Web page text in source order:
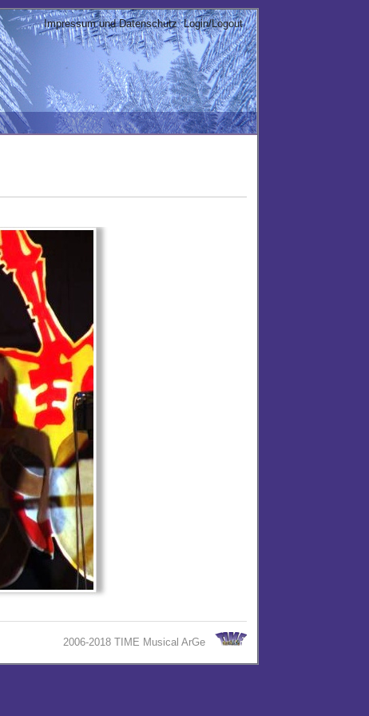
Impressum und Datenschutz Login/Logout
2006-2018 TIME Musical ArGe